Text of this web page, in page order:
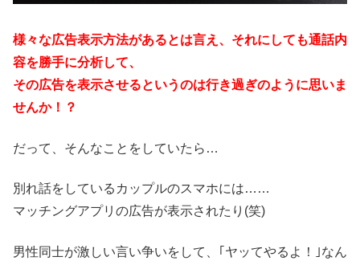
様々な広告表示方法があるとは言え、それにしても通話内
容を勝手に分析して、
その広告を表示させるというのは行き過ぎのように思いま
せんか！？
だって、そんなことをしていたら…
別れ話をしているカップルのスマホには……
マッチングアプリの広告が表示されたり(笑)
男性同士が激しい言い争いをして、｢ヤッてやるよ！｣なん